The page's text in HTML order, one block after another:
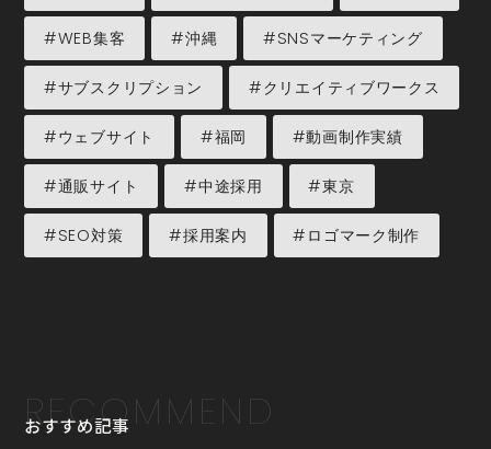
#WEB集客 #沖縄 #SNSマーケティング
#サブスクリプション #クリエイティブワークス
#ウェブサイト #福岡 #動画制作実績
#通販サイト #中途採用 #東京
#SEO対策 #採用案内 #ロゴマーク制作
RECOMMEND
おすすめ記事